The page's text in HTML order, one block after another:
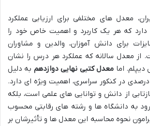
معدل های مختلفی برای ارزیابی عملکرد
دارد که هر یک کاربرد و اهمیت خاص خود را
برای دانش آموزان، والدین و مشاوران
از معدل سالانه که عملکرد هر درس را نشان
اما معدل کتبی نهایی دوازدهم به دلیل
تأثیر مستقیم و ۵۰ درصدی در کنکور سراسری، اهمیت ویژه ای دارد.
از دانش و توانایی های علمی است، بلکه
به دانشگاه ها و رشته های رقابتی محسوب
نحوه محاسبه این معدل ها و تأثیرشان بر